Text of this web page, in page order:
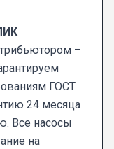
–
ГОСТ
24 месяца
Все насосы
на